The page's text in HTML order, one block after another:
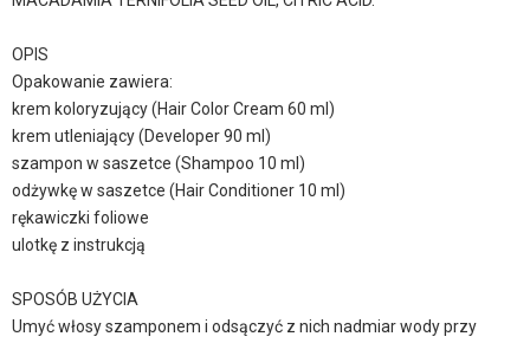
OPIS
Opakowanie zawiera:
krem koloryzujący (Hair Color Cream 60 ml)
krem utleniający (Developer 90 ml)
szampon w saszetce (Shampoo 10 ml)
odżywkę w saszetce (Hair Conditioner 10 ml)
rękawiczki foliowe
ulotkę z instrukcją
SPOSÓB UŻYCIA
Umyć włosy szamponem i odsączyć z nich nadmiar wody przy